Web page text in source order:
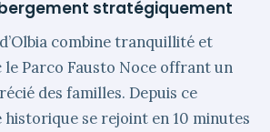
stratégiquement
combine tranquillité et
le Parco Fausto Noce offrant un
des familles. Depuis ce
se rejoint en 10 minutes